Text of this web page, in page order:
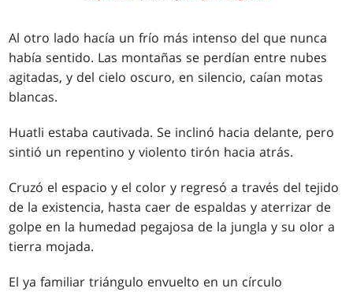
Al otro lado hacía un frío más intenso del que nunca
había sentido. Las montañas se perdían entre nubes
agitadas, y del cielo oscuro, en silencio, caían motas
blancas.
Huatli estaba cautivada. Se inclinó hacia delante, pero
sintió un repentino y violento tirón hacia atrás.
Cruzó el espacio y el color y regresó a través del tejido
de la existencia, hasta caer de espaldas y aterrizar de
golpe en la humedad pegajosa de la jungla y su olor a
tierra mojada.
El ya familiar triángulo envuelto en un círculo